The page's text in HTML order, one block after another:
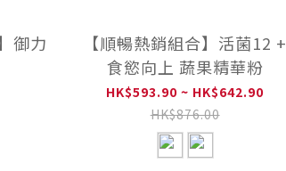
御力
【順暢熱銷組合】活菌12 +
食慾向上 蔬果精華粉
HK$593.90 ~ HK$642.90
HK$876.00